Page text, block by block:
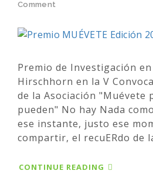
Comment
Premio de Investigación
Hirschhorn en la V
de la Asociación "Muévete
pueden" No hay Nada
ese instante, justo ese
compartir, el recuERdo de
CONTINUE READING